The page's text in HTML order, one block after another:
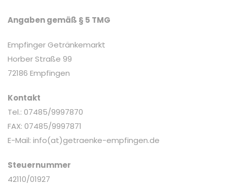
Angaben gemäß § 5 TMG
Empfinger Getränkemarkt
Horber Straße 99
72186 Empfingen
Kontakt
Tel.: 07485/9997870
FAX: 07485/9997871
E-Mail: info(at)getraenke-empfingen.de
Steuernummer
42110/01927